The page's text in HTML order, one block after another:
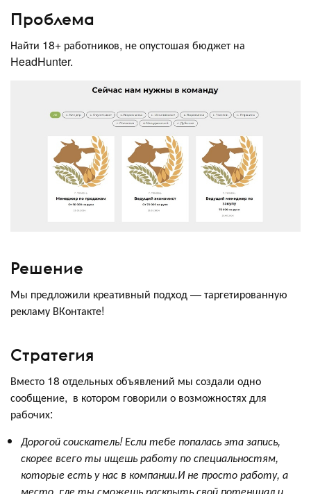
Проблема
Найти 18+ работников, не опустошая бюджет на
HeadHunter.
Решение
Мы предложили креативный подход — таргетированную
рекламу ВКонтакте!
Стратегия
Вместо 18 отдельных объявлений мы создали одно
сообщение, в котором говорили о возможностях для
рабочих:
Дорогой соискатель! Если тебе попалась эта запись,
скорее всего ты ищешь работу по специальностям,
которые есть у нас в компании.И не просто работу, а